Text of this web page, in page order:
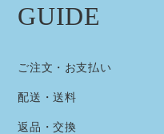
GUIDE
ご注文・お支払い
配送・送料
返品・交換